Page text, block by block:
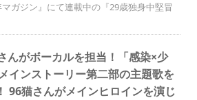
ガジン』にて連載中の『29歳独身中堅冒
んがボーカルを担当！「感染×少
インストーリー第二部の主題歌を
96猫さんがメインヒロインを演じ